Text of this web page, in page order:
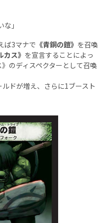
」
ば3マナで 《青銅の鎧》 を召喚
カス》 を宣言することによっ
のディスペクターとして召喚
ドが増え、さらに1ブースト